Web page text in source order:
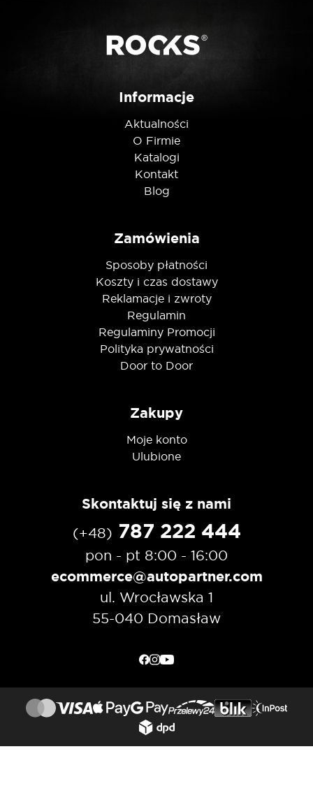
Informacje
Aktualności
O Firmie
Katalogi
Kontakt
Blog
Zamówienia
Sposoby płatności
Koszty i czas dostawy
Reklamacje i zwroty
Regulamin
Regulaminy Promocji
Polityka prywatności
Door to Door
Zakupy
Moje konto
Ulubione
Skontaktuj się z nami
(+48) 787 222 444
pon - pt 8:00 - 16:00
ecommerce@autopartner.com
ul. Wrocławska 1
55-040 Domasław